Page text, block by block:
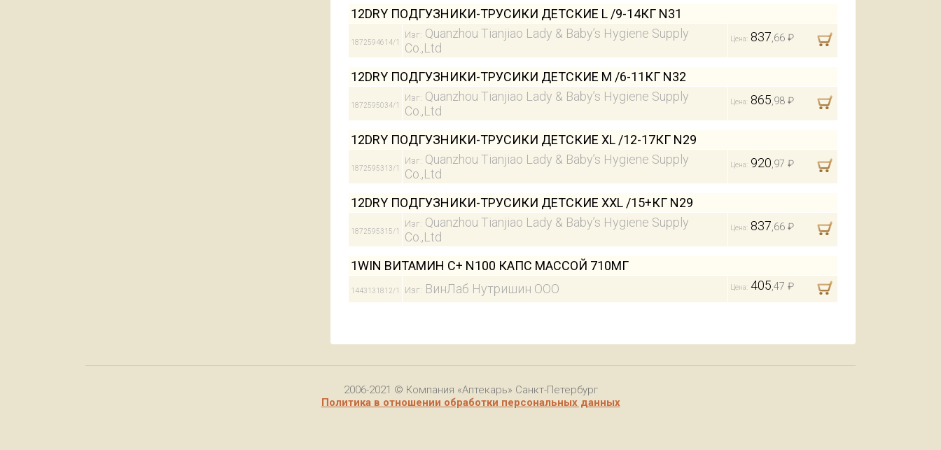
12DRY ПОДГУЗНИКИ-ТРУСИКИ ДЕТСКИЕ L /9-14КГ N31
1872594614/1
Изг: Quanzhou Tianjiao Lady & Baby’s Hygiene Supply
Co.,Ltd
Цена: 837,66 ₽
12DRY ПОДГУЗНИКИ-ТРУСИКИ ДЕТСКИЕ M /6-11КГ N32
1872595034/1
Изг: Quanzhou Tianjiao Lady & Baby’s Hygiene Supply
Co.,Ltd
Цена: 865,98 ₽
12DRY ПОДГУЗНИКИ-ТРУСИКИ ДЕТСКИЕ XL /12-17КГ N29
1872595313/1
Изг: Quanzhou Tianjiao Lady & Baby’s Hygiene Supply
Co.,Ltd
Цена: 920,97 ₽
12DRY ПОДГУЗНИКИ-ТРУСИКИ ДЕТСКИЕ XXL /15+КГ N29
1872595315/1
Изг: Quanzhou Tianjiao Lady & Baby’s Hygiene Supply
Co.,Ltd
Цена: 837,66 ₽
1WIN ВИТАМИН С+ N100 КАПС МАССОЙ 710МГ
1443131812/1 Изг: ВинЛаб Нутришин ООО Цена: 405,47 ₽
2006-2021 © Компания «Аптекарь» Санкт-Петербург
Политика в отношении обработки персональных данных